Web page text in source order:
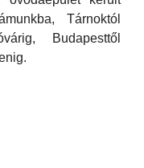
Tárnoktól
Budapesttől